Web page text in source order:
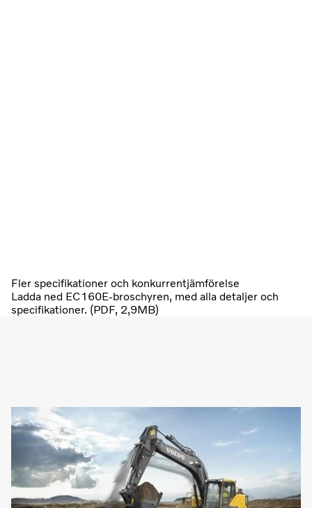
Fler specifikationer och konkurrentjämförelse
Ladda ned EC160E-broschyren, med alla detaljer och
specifikationer. (PDF, 2,9MB)